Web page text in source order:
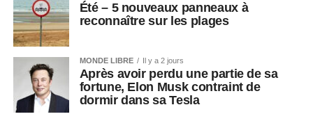
Été – 5 nouveaux panneaux à
reconnaître sur les plages
MONDE LIBRE Il y a 2 jours
Après avoir perdu une partie de sa
fortune, Elon Musk contraint de
dormir dans sa Tesla